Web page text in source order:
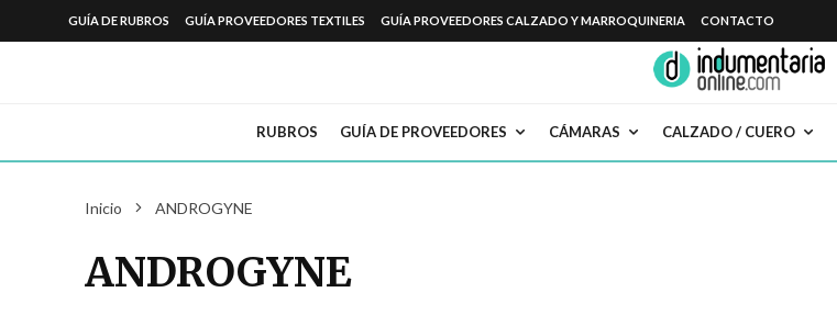
GUÍA DE RUBROS GUÍA PROVEEDORES TEXTILES GUÍA PROVEEDORES CALZADO Y MARROQUINERIA CONTACTO
RUBROS GUÍA DE PROVEEDORES CÁMARAS CALZADO / CUERO
Inicio ANDROGYNE
ANDROGYNE